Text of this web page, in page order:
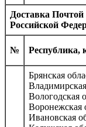
Доставка Почтой
Российской
№ Республика,
Брянская
Вологодская
Воронежская
Ивановская